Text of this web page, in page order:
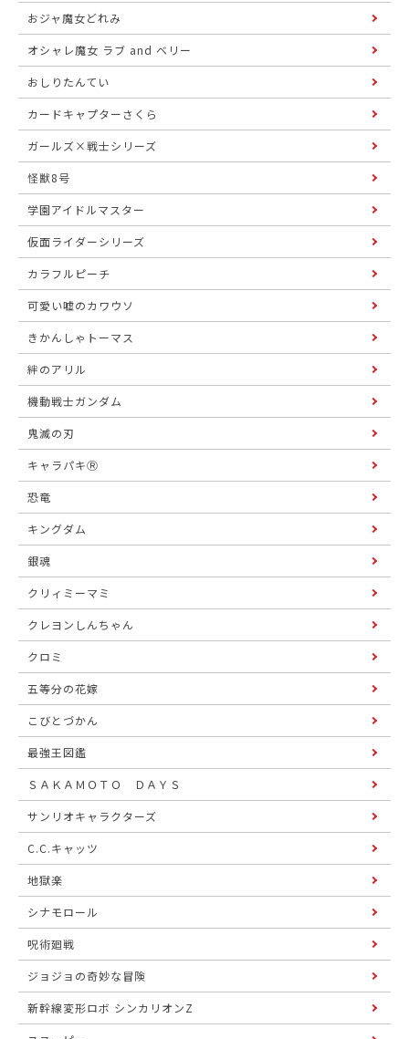
おジャ魔女どれみ
オシャレ魔女 ラブ and ベリー
おしりたんてい
カードキャプターさくら
ガールズ×戦士シリーズ
怪獣8号
学園アイドルマスター
仮面ライダーシリーズ
カラフルピーチ
可愛い嘘のカワウソ
きかんしゃトーマス
絆のアリル
機動戦士ガンダム
鬼滅の刃
キャラパキⓇ
恐竜
キングダム
銀魂
クリィミーマミ
クレヨンしんちゃん
クロミ
五等分の花嫁
こびとづかん
最強王図鑑
ＳＡＫＡＭＯＴＯ ＤＡＹＳ
サンリオキャラクターズ
C.C.キャッツ
地獄楽
シナモロール
呪術廻戦
ジョジョの奇妙な冒険
新幹線変形ロボ シンカリオンZ